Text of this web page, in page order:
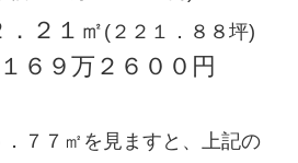
．２１㎡ (２２１．８８坪)
６９万２６００円
７７㎡を見ますと、上記の